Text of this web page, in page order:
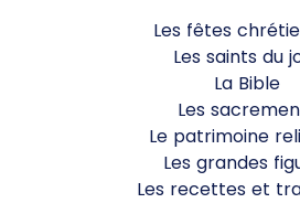
Les fêtes
Les saints du
La Bible
Les
Le patrimoine
Les grandes
Les recettes et